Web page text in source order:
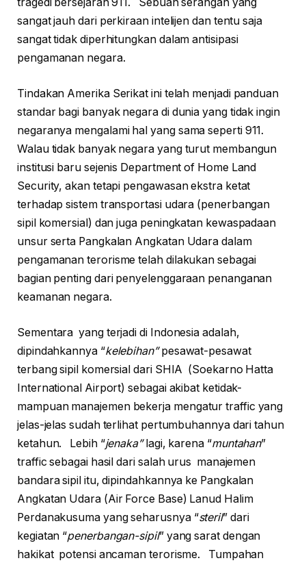
tragedi bersejarah 911. Sebuah serangan yang
sangat jauh dari perkiraan intelijen dan tentu saja
sangat tidak diperhitungkan dalam antisipasi
pengamanan negara.
Tindakan Amerika Serikat ini telah menjadi panduan
standar bagi banyak negara di dunia yang tidak ingin
negaranya mengalami hal yang sama seperti 911.
Walau tidak banyak negara yang turut membangun
institusi baru sejenis Department of Home Land
Security, akan tetapi pengawasan ekstra ketat
terhadap sistem transportasi udara (penerbangan
sipil komersial) dan juga peningkatan kewaspadaan
unsur serta Pangkalan Angkatan Udara dalam
pengamanan terorisme telah dilakukan sebagai
bagian penting dari penyelenggaraan penanganan
keamanan negara.
Sementara yang terjadi di Indonesia adalah,
dipindahkannya “kelebihan”pesawat-pesawat
terbang sipil komersial dari SHIA (Soekarno Hatta
International Airport) sebagai akibat ketidak-
mampuan manajemen bekerja mengatur traffic yang
jelas-jelas sudah terlihat pertumbuhannya dari tahun
ketahun. Lebih “jenaka”lagi, karena “muntahan”
traffic sebagai hasil dari salah urus manajemen
bandara sipil itu, dipindahkannya ke Pangkalan
Angkatan Udara (Air Force Base) Lanud Halim
Perdanakusuma yang seharusnya “steril” dari
kegiatan “penerbangan-sipil” yang sarat dengan
hakikat potensi ancaman terorisme. Tumpahan